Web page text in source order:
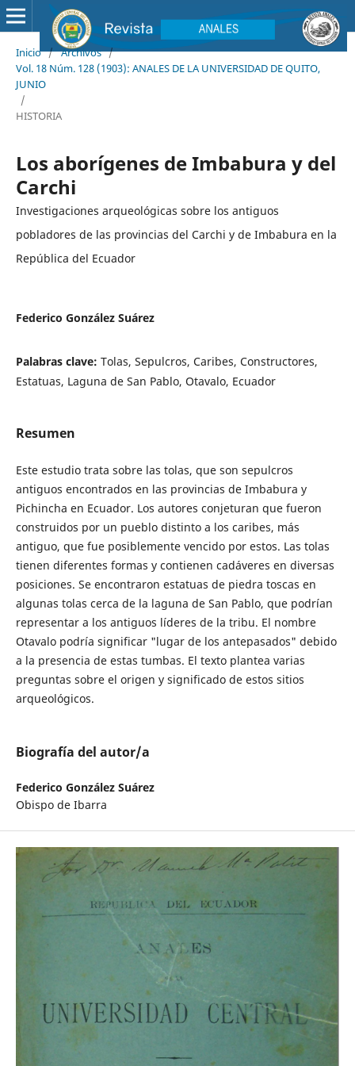
Inicio / Archivos /
Vol. 18 Núm. 128 (1903): ANALES DE LA UNIVERSIDAD DE QUITO,
JUNIO
/
HISTORIA
Los aborígenes de Imbabura y del
Carchi
Investigaciones arqueológicas sobre los antiguos
pobladores de las provincias del Carchi y de Imbabura en la
República del Ecuador
Federico González Suárez
Palabras clave: Tolas, Sepulcros, Caribes, Constructores,
Estatuas, Laguna de San Pablo, Otavalo, Ecuador
Resumen
Este estudio trata sobre las tolas, que son sepulcros
antiguos encontrados en las provincias de Imbabura y
Pichincha en Ecuador. Los autores conjeturan que fueron
construidos por un pueblo distinto a los caribes, más
antiguo, que fue posiblemente vencido por estos. Las tolas
tienen diferentes formas y contienen cadáveres en diversas
posiciones. Se encontraron estatuas de piedra toscas en
algunas tolas cerca de la laguna de San Pablo, que podrían
representar a los antiguos líderes de la tribu. El nombre
Otavalo podría significar "lugar de los antepasados" debido
a la presencia de estas tumbas. El texto plantea varias
preguntas sobre el origen y significado de estos sitios
arqueológicos.
Biografía del autor/a
Federico González Suárez
Obispo de Ibarra